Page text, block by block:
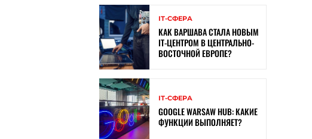
ІТ-СФЕРА
КАК ВАРШАВА СТАЛА НОВЫМ
IT-ЦЕНТРОМ В ЦЕНТРАЛЬНО-
ВОСТОЧНОЙ ЕВРОПЕ?
ІТ-СФЕРА
GOOGLE WARSAW HUB: КАКИЕ
ФУНКЦИИ ВЫПОЛНЯЕТ?